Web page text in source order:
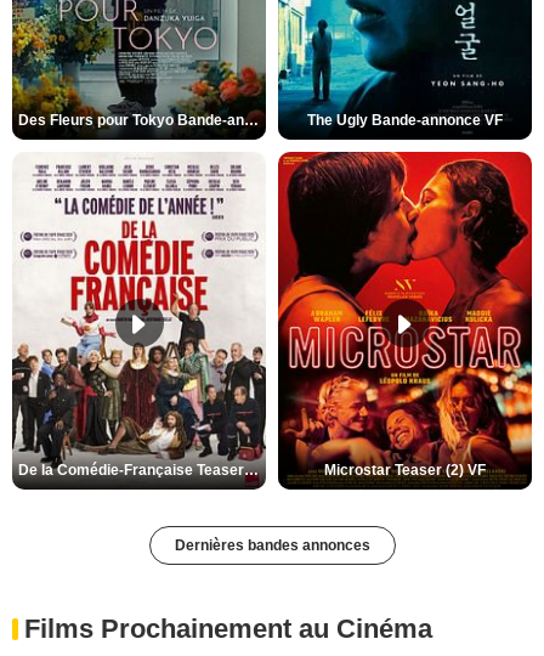
Des Fleurs pour Tokyo Bande-annonce VO STFR The Ugly Bande-annonce VF
De la Comédie-Française Teaser (3) VF Microstar Teaser (2) VF
Dernières bandes annonces
Films Prochainement au Cinéma